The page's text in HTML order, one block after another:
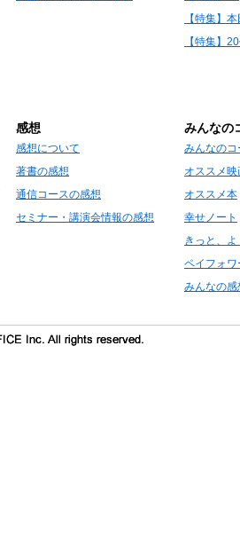
【特集】
【特集】
感想
感想について
著書の感想
通信コースの感想
セミナー・講演会情報の感想
みんなの
みんなの
オススメ映
オススメ本
幸せノート
きっと、
ペイフォワ
みんなの感